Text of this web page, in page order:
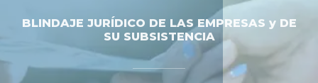
BLINDAJE JURÍDICO DE LAS EMPRESAS y DE
SU SUBSISTENCIA